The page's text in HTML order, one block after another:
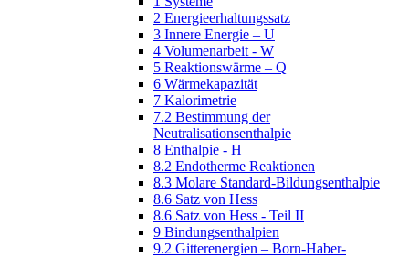
2 Energieerhaltungssatz
3 Innere Energie – U
4 Volumenarbeit - W
5 Reaktionswärme – Q
6 Wärmekapazität
7 Kalorimetrie
7.2 Bestimmung der
Neutralisationsenthalpie
8 Enthalpie - H
8.2 Endotherme Reaktionen
8.3 Molare Standard-Bildungsenthalpie
8.6 Satz von Hess
8.6 Satz von Hess - Teil II
9 Bindungsenthalpien
9.2 Gitterenergien – Born-Haber-